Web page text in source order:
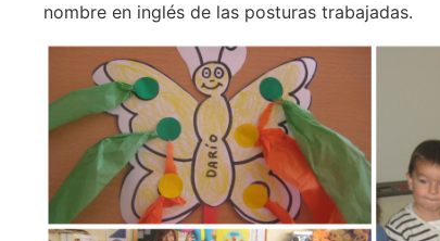
nombre en inglés de las posturas trabajadas.